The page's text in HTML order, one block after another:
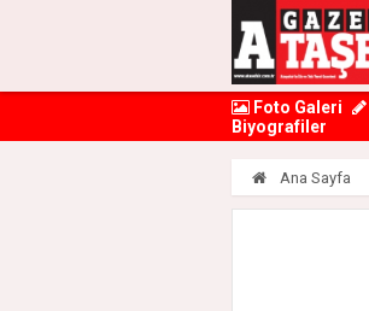
Foto Galeri
Biyografiler
Ana Sayfa